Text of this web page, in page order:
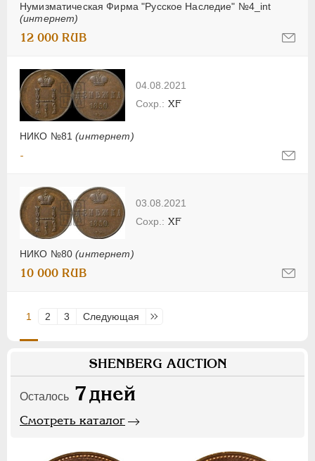
Нумизматическая Фирма "Русское Наследие" №4_int
(интернет)
12 000 RUB
04.08.2021
НИКО №81(интернет)
XF
-
03.08.2021
НИКО №80(интернет)
XF
10 000 RUB
1 2 3 Следующая Последняя
SHENBERG AUCTION
Осталось 7дней
Смотреть каталог